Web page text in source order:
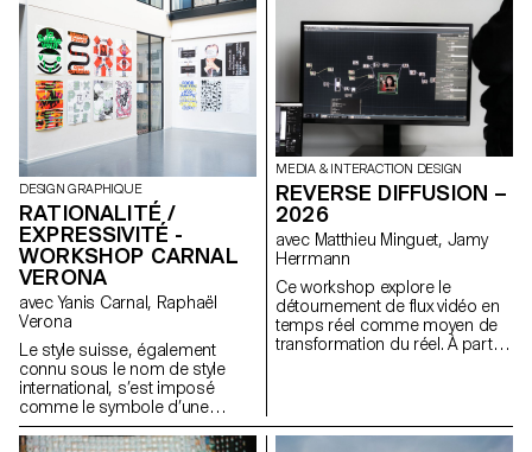
sphère, cône...), matrice
fondamentale de tout univers
numérique, les étudiant·e·s en
binômes doivent concevoir une
expérience en réalité virtuelle.
En s'appuyant sur une
synchronisation précise entre
l'espace physique et un
environnement Unreal Engine,
le projet transforme ces objets
fixes en supports narratifs.
DESIGN GRAPHIQUE
RATIONALITÉ /
EXPRESSIVITÉ -
WORKSHOP CARNAL
VERONA
avec Yanis Carnal, Raphaël
Verona
Le style suisse, également
connu sous le nom de style
international, s’est imposé
comme le symbole d’une
approche radicale du design
graphique et de la typographie.
MEDIA & INTERACTION DESIGN
REVERSE DIFFUSION –
2026
avec Matthieu Minguet, Jamy
Herrmann
Ce workshop explore le
détournement de flux vidéo en
temps réel comme moyen de
transformation du réel. À partir
l’image en s’appuyant sur des